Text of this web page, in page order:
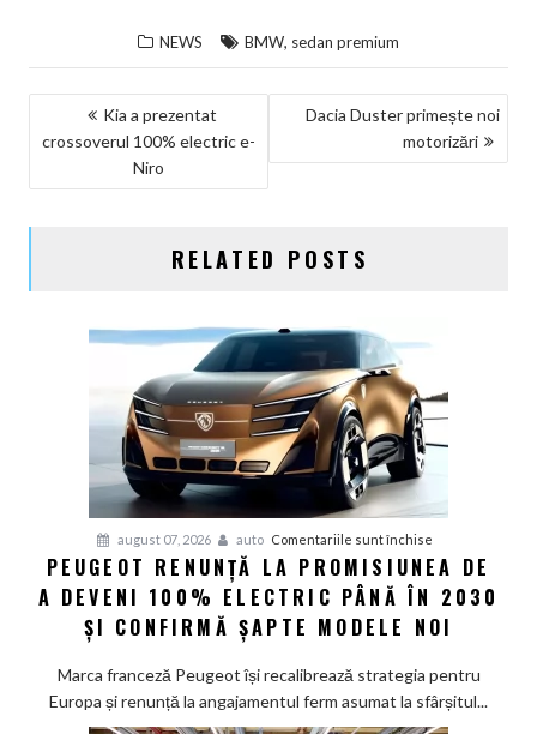
NEWS BMW, sedan premium
NAVIGARE
ÎN
ARTICOLE
Kia a prezentat
crossoverul 100% electric e-
Niro
Dacia Duster primește noi
motorizări
RELATED POSTS
august 07, 2026 auto Comentariile sunt închise
Peugeot
renunță
la
de
a
PEUGEOT RENUNȚĂ LA PROMISIUNEA DE
A DEVENI 100% ELECTRIC PÂNĂ ÎN 2030
ȘI CONFIRMĂ ȘAPTE MODELE NOI
Marca franceză Peugeot își recalibrează strategia pentru
Europa și renunță la angajamentul ferm asumat la sfârșitul...